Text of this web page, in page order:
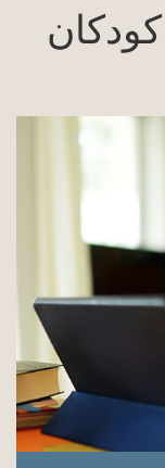
کودکان